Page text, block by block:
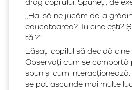
„Hai să ne jucăm de-a
educatoarea? Tu cine ești?
tăi?”
Lăsați copilul să decidă cine
Observați cum se comportă
spun și cum
se pot ascunde mai multe